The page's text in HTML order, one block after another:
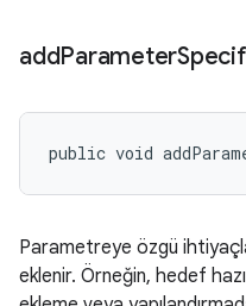
addParameter
public void
Parametreye özgü
eklenir. Örneğin, hedef